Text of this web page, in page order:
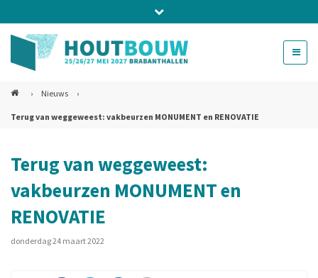
Bel ons voor info 0294 - 74 50 70
beurs@54events.nl
› Nieuws ›
Terug van weggeweest: vakbeurzen MONUMENT en RENOVATIE
Terug van weggeweest:
vakbeurzen MONUMENT en
RENOVATIE
donderdag 24 maart 2022